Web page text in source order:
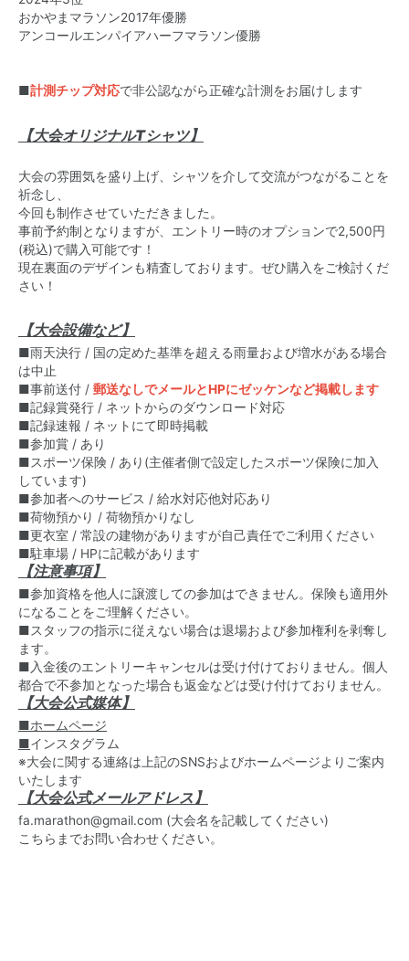
おかやまマラソン2017年優勝
アンコールエンパイアハーフマラソン優勝
■計測チップ対応で非公認ながら正確な計測をお届けします
【大会オリジナルTシャツ】
大会の雰囲気を盛り上げ、シャツを介して交流がつながることを
祈念し、
今回も制作させていただきました。
事前予約制となりますが、エントリー時のオプションで2,500円
(税込)で購入可能です！
現在裏面のデザインも精査しております。ぜひ購入をご検討くだ
さい！
【大会設備など】
■雨天決行 / 国の定めた基準を超える雨量および増水がある場合
は中止
■事前送付 / 郵送なしでメールとHPにゼッケンなど掲載します
■記録賞発行 / ネットからのダウンロード対応
■記録速報 / ネットにて即時掲載
■参加賞 / あり
■スポーツ保険 / あり(主催者側で設定したスポーツ保険に加入
しています)
■参加者へのサービス / 給水対応他対応あり
■荷物預かり / 荷物預かりなし
■更衣室 / 常設の建物がありますが自己責任でご利用ください
■駐車場 / HPに記載があります
【注意事項】
■参加資格を他人に譲渡しての参加はできません。保険も適用外
になることをご理解ください。
■スタッフの指示に従えない場合は退場および参加権利を剥奪し
ます。
■入金後のエントリーキャンセルは受け付けておりません。個人
都合で不参加となった場合も返金などは受け付けておりません。
【大会公式媒体】
■ホームページ
■インスタグラム
※大会に関する連絡は上記のSNSおよびホームページよりご案内
いたします
【大会公式メールアドレス】
fa.marathon@gmail.com (大会名を記載してください)
こちらまでお問い合わせください。